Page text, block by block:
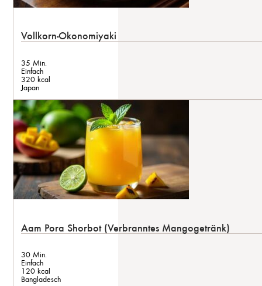
Vollkorn-Okonomiyaki
35 Min.
Einfach
320 kcal
Japan
Aam Pora Shorbot (Verbranntes Mangogetränk)
30 Min.
Einfach
120 kcal
Bangladesch